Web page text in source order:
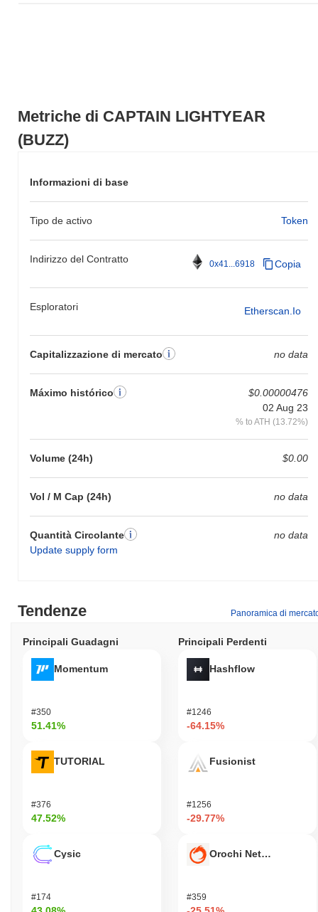
Metriche di CAPTAIN LIGHTYEAR
(BUZZ)
Informazioni di base
Tipo de activo Token
Indirizzo del Contratto 0x41...6918 Copia
Esploratori Etherscan.io
Capitalizzazione di mercato no data
Máximo histórico
$0.00000476
02 Aug 23
% to ATH (13.72%)
Volume (24h) $0.00
Vol / M Cap (24h) no data
Quantità Circolante
Update supply form
no data
Tendenze Panoramica di
Principali Guadagni
Momentum
#350
51.41%
TUTORIAL
#376
47.52%
Cysic
#174
Principali Perdenti
Hashflow
#1246
-64.15%
Fusionist
#1256
-29.77%
Orochi Network
#359